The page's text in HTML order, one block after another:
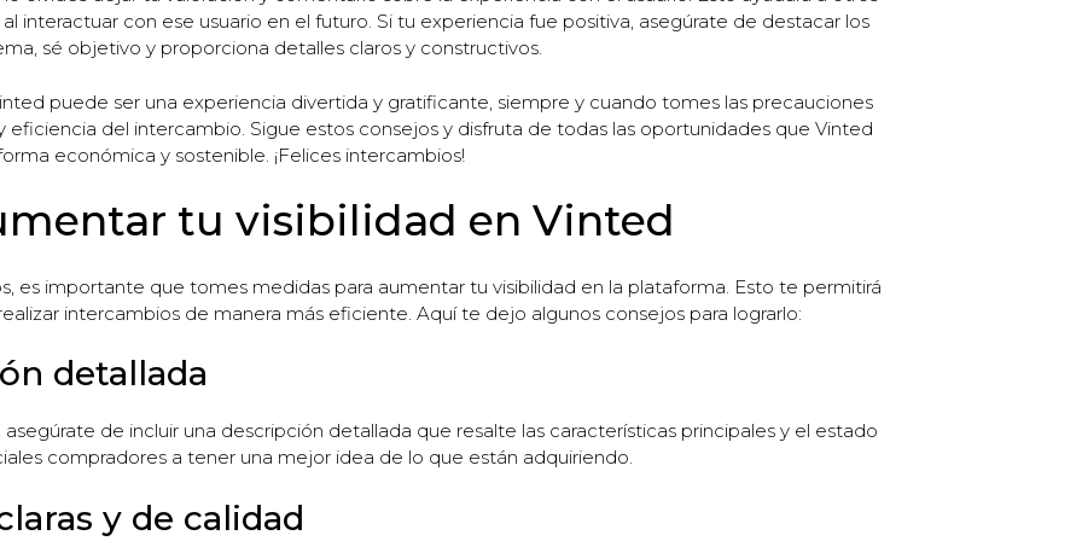
interactuar con ese usuario en el futuro. Si tu experiencia fue positiva, asegúrate de destacar los
sé objetivo y proporciona detalles claros y constructivos.
puede ser una experiencia divertida y gratificante, siempre y cuando tomes las precauciones
eficiencia del intercambio. Sigue estos consejos y disfruta de todas las oportunidades que Vinted
económica y sostenible. ¡Felices intercambios!
tu visibilidad en Vinted
es importante que tomes medidas para aumentar tu visibilidad en la plataforma. Esto te permitirá
intercambios de manera más eficiente. Aquí te dejo algunos consejos para lograrlo:
detallada
de incluir una descripción detallada que resalte las características principales y el estado
compradores a tener una mejor idea de lo que están adquiriendo.
y de calidad